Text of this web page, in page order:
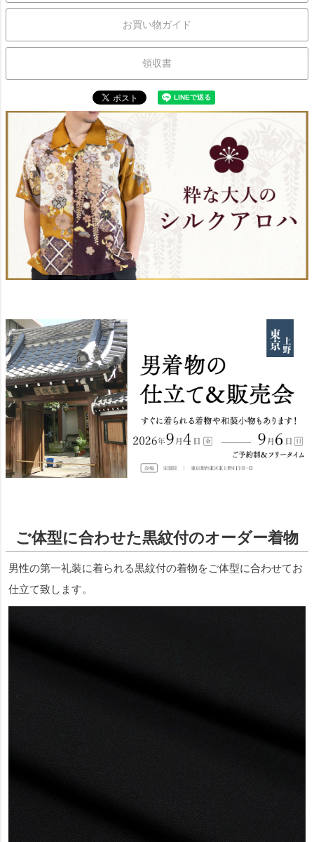
お買い物ガイド
領収書
ご体型に合わせた黒紋付のオーダー着物
男性の第一礼装に着られる黒紋付の着物をご体型に合わせてお
仕立て致します。